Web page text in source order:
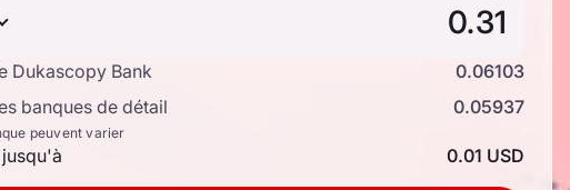
Dukascopy Bank
0.06103
banques de détail
0.05937
peuvent varier
0.01 USD